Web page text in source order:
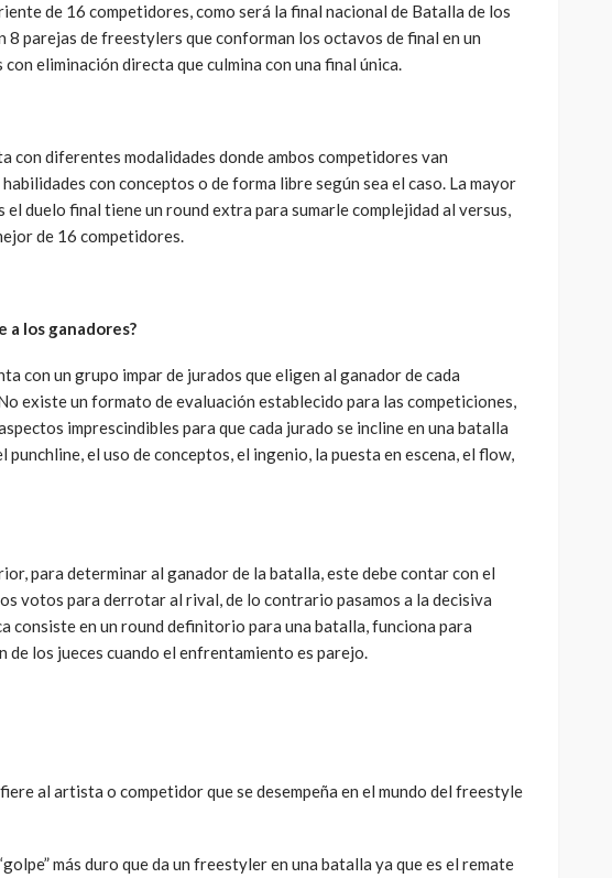
de 16 competidores, como será la final nacional de Batalla de los
8 parejas de freestylers que conforman los octavos de final en un
eliminación directa que culmina con una final única.
con diferentes modalidades donde ambos competidores van
con conceptos o de forma libre según sea el caso. La mayor
el duelo final tiene un round extra para sumarle complejidad al versus,
de 16 competidores.
a los ganadores?
con un grupo impar de jurados que eligen al ganador de cada
existe un formato de evaluación establecido para las competiciones,
imprescindibles para que cada jurado se incline en una batalla
punchline, el uso de conceptos, el ingenio, la puesta en escena, el flow,
para determinar al ganador de la batalla, este debe contar con el
votos para derrotar al rival, de lo contrario pasamos a la decisiva
consiste en un round definitorio para una batalla, funciona para
de los jueces cuando el enfrentamiento es parejo.
al artista o competidor que se desempeña en el mundo del freestyle
más duro que da un freestyler en una batalla ya que es el remate